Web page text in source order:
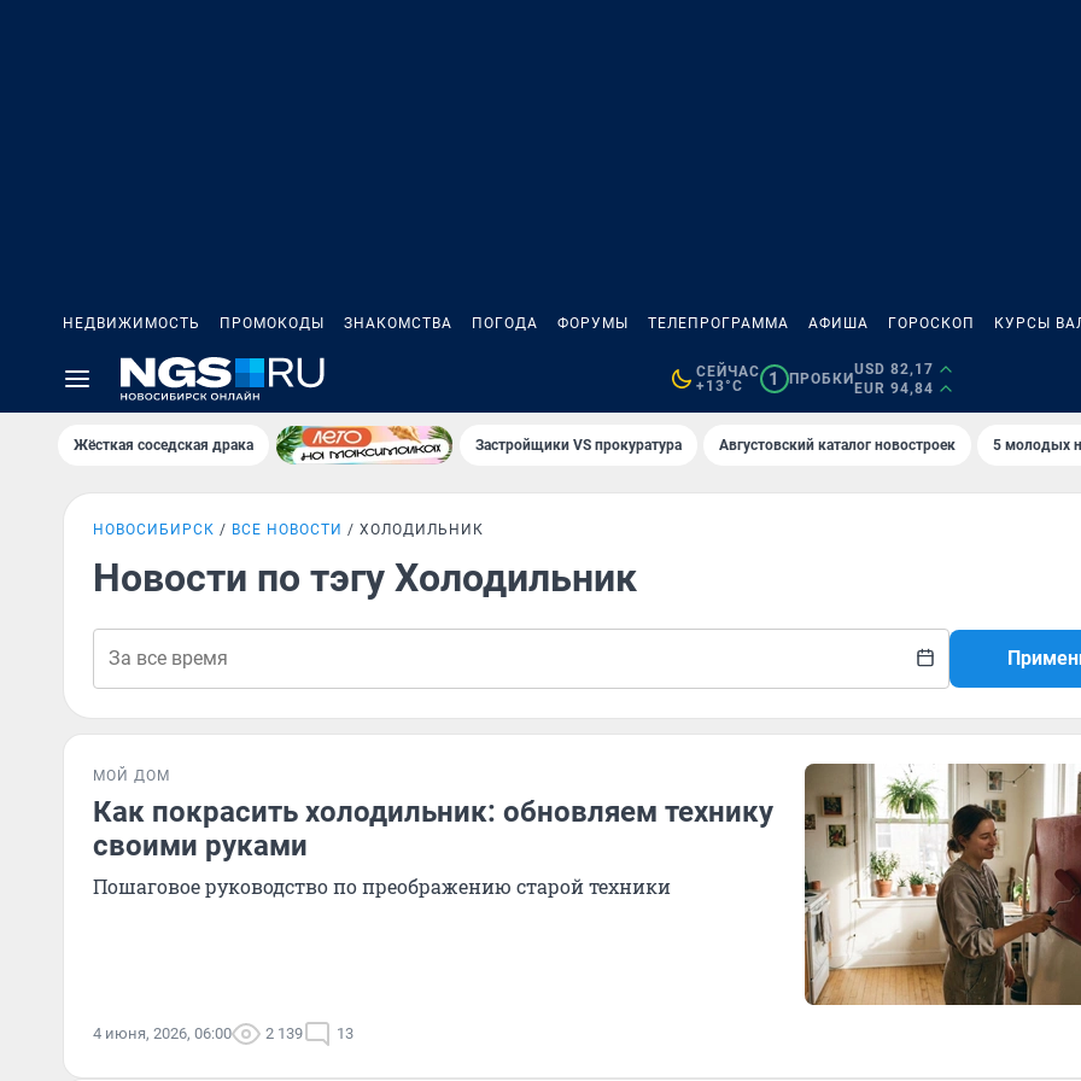
НЕДВИЖИМОСТЬ ПРОМОКОДЫ ЗНАКОМСТВА ПОГОДА ФОРУМЫ ТЕЛЕПРОГРАММА АФИША ГОРОСКОП КУРСЫ
СЕЙЧАС
+13°C
1 ПРОБКИ
USD 82,17
EUR 94,84
Жёсткая соседская драка Застройщики VS прокуратура Августовский каталог новостроек 5 молодых
НОВОСИБИРСК ВСЕ НОВОСТИ ХОЛОДИЛЬНИК
Новости по тэгу Холодильник
МОЙ ДОМ
Как покрасить холодильник: обновляем технику
своими руками
Пошаговое руководство по преображению старой техники
4 июня, 2026, 06:00 2 139 13